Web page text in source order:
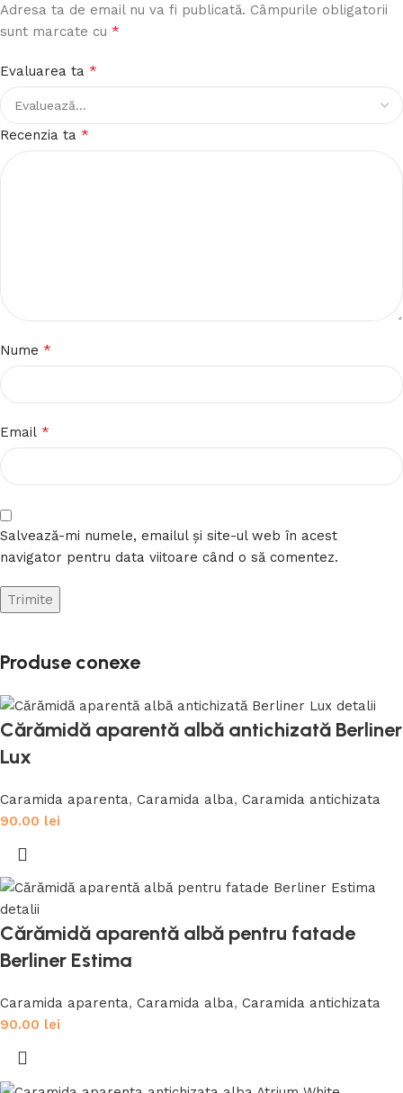
Adresa ta de email nu va fi publicată. Câmpurile obligatorii
sunt marcate cu *
Evaluarea ta *
Recenzia ta *
Nume *
Email *
Salvează-mi numele, emailul și site-ul web în acest
navigator pentru data viitoare când o să comentez.
Produse conexe
Cărămidă aparentă albă antichizată Berliner
Lux
Caramida aparenta, Caramida alba, Caramida antichizata
90.00 lei
Cărămidă aparentă albă pentru fatade
Berliner Estima
Caramida aparenta, Caramida alba, Caramida antichizata
90.00 lei